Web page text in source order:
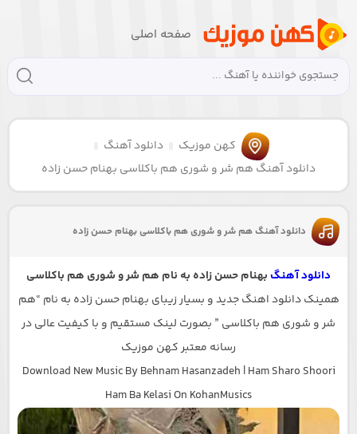
صفحه اصلی
کهن موزیک
دانلود آهنگ
دانلود آهنگ هم شر و شوری هم باکلاسی بهنام حسن زاده
دانلود آهنگ هم شر و شوری هم باکلاسی بهنام حسن زاده
دانلود آهنگ بهنام حسن زاده به نام هم شر و شوری هم باکلاسی
همینک دانلود اهنگ جدید و بسیار زیبای بهنام حسن زاده به نام “هم
شر و شوری هم باکلاسی ” بصورت لینک مستقیم و با کیفیت عالی در
رسانه معتبر کهن موزیک
Download New Music By Behnam Hasanzadeh | Ham Sharo Shoori
Ham Ba Kelasi On KohanMusics